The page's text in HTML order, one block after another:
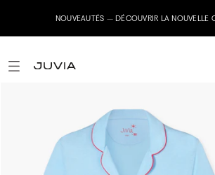
NOUVEAUTÉS – DÉCOUVRIR LA NOUVELLE